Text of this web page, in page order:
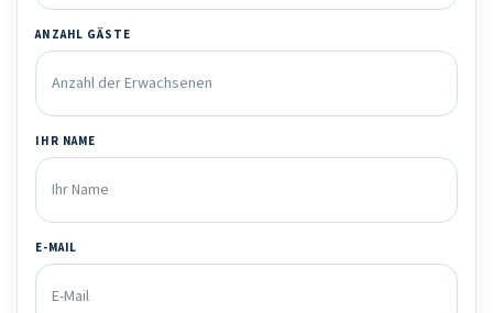
ANZAHL GÄSTE
IHR NAME
E-MAIL